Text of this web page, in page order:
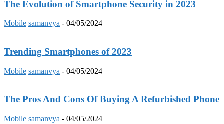
The Evolution of Smartphone Security in 2023
Mobile samanvya - 04/05/2024
Trending Smartphones of 2023
Mobile samanvya - 04/05/2024
The Pros And Cons Of Buying A Refurbished Phone
Mobile samanvya - 04/05/2024